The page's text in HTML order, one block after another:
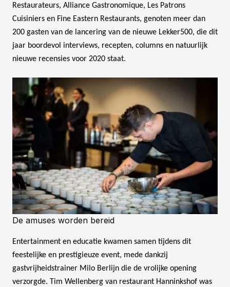
Restaurateurs, Alliance Gastronomique, Les Patrons
Cuisiniers en Fine Eastern Restaurants, genoten meer dan
200 gasten van de lancering van de nieuwe Lekker500, die dit
jaar boordevol interviews, recepten, columns en natuurlijk
nieuwe recensies voor 2020 staat.
De amuses worden bereid
Entertainment en educatie kwamen samen tijdens dit
feestelijke en prestigieuze event, mede dankzij
gastvrijheidstrainer Milo Berlijn die de vrolijke opening
verzorgde. Tim Wellenberg van restaurant Hanninkshof was